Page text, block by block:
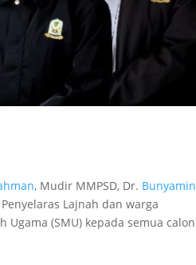
, Mudir MMPSD, Dr. Bunyamin
Lajnah dan warga
(SMU) kepada semua calon